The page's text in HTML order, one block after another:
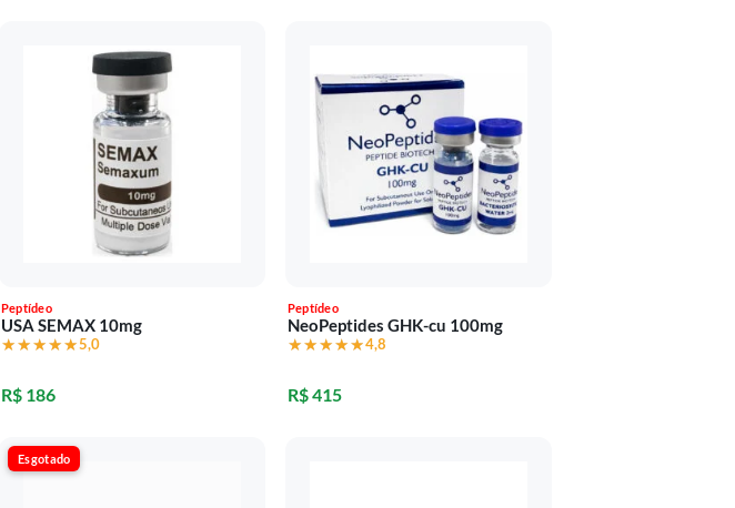
Peptídeo
USA SEMAX 10mg
★★★★★
★★★★★5,0
R$ 186
Peptídeo
NeoPeptides GHK-cu 100mg
★★★★★
★★★★★4,8
R$ 415
Esgotado